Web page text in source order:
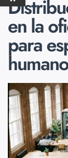
en la
para